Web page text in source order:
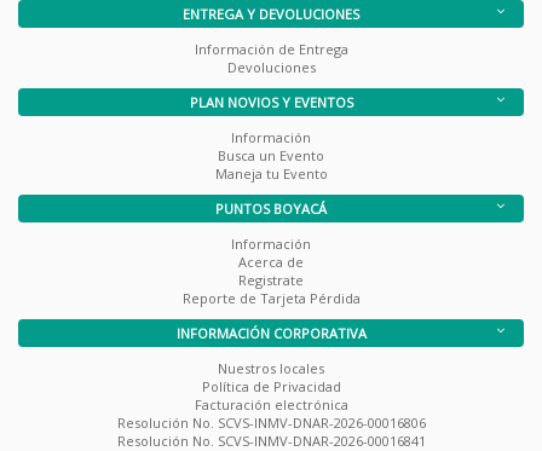
ENTREGA Y DEVOLUCIONES
Información de Entrega
Devoluciones
PLAN NOVIOS Y EVENTOS
Información
Busca un Evento
Maneja tu Evento
PUNTOS BOYACÁ
Información
Acerca de
Registrate
Reporte de Tarjeta Pérdida
INFORMACIÓN CORPORATIVA
Nuestros locales
Política de Privacidad
Facturación electrónica
Resolución No. SCVS-INMV-DNAR-2026-00016806
Resolución No. SCVS-INMV-DNAR-2026-00016841